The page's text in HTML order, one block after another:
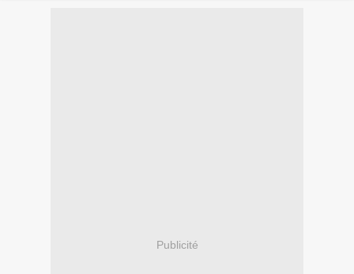
Publicité